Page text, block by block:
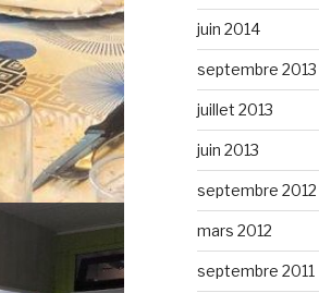
juin 2014
septembre 2013
juillet 2013
juin 2013
septembre 2012
mars 2012
septembre 2011